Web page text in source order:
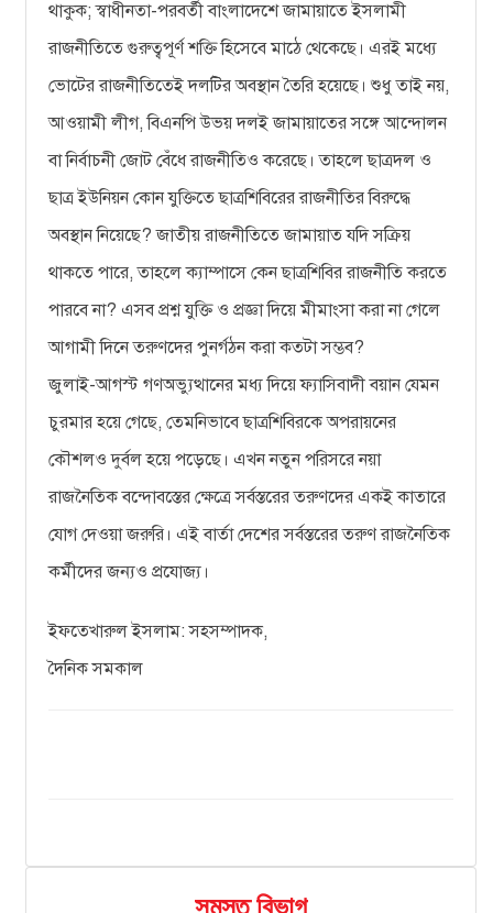
থাকুক; স্বাধীনতা-পরবর্তী বাংলাদেশে জামায়াতে ইসলামী
রাজনীতিতে গুরুত্বপূর্ণ শক্তি হিসেবে মাঠে থেকেছে। এরই মধ্যে
ভোটের রাজনীতিতেই দলটির অবস্থান তৈরি হয়েছে। শুধু তাই নয়,
আওয়ামী লীগ, বিএনপি উভয় দলই জামায়াতের সঙ্গে আন্দোলন
বা নির্বাচনী জোট বেঁধে রাজনীতিও করেছে। তাহলে ছাত্রদল ও
ছাত্র ইউনিয়ন কোন যুক্তিতে ছাত্রশিবিরের রাজনীতির বিরুদ্ধে
অবস্থান নিয়েছে? জাতীয় রাজনীতিতে জামায়াত যদি সক্রিয়
থাকতে পারে, তাহলে ক্যাম্পাসে কেন ছাত্রশিবির রাজনীতি করতে
পারবে না? এসব প্রশ্ন যুক্তি ও প্রজ্ঞা দিয়ে মীমাংসা করা না গেলে
আগামী দিনে তরুণদের পুনর্গঠন করা কতটা সম্ভব?
জুলাই-আগস্ট গণঅভ্যুত্থানের মধ্য দিয়ে ফ্যাসিবাদী বয়ান যেমন
চুরমার হয়ে গেছে, তেমনিভাবে ছাত্রশিবিরকে অপরায়নের
কৌশলও দুর্বল হয়ে পড়েছে। এখন নতুন পরিসরে নয়া
রাজনৈতিক বন্দোবস্তের ক্ষেত্রে সর্বস্তরের তরুণদের একই কাতারে
যোগ দেওয়া জরুরি। এই বার্তা দেশের সর্বস্তরের তরুণ রাজনৈতিক
কর্মীদের জন্যও প্রযোজ্য।
ইফতেখারুল ইসলাম: সহসম্পাদক,
দৈনিক সমকাল
সমস্ত বিভাগ